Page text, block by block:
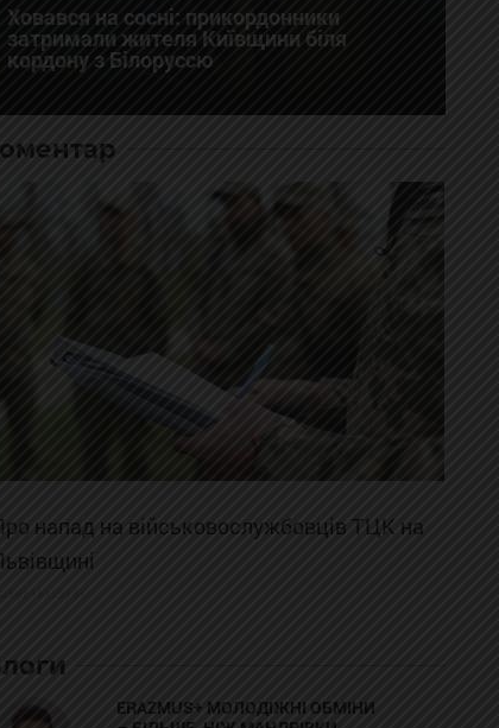
Ховався на сосні: прикордонники
затримали жителя Київщини біля
кордону з Білоруссю
напад на військовослужбовців ТЦК на
ERAZMUS+ МОЛОДІЖНІ ОБМІНИ